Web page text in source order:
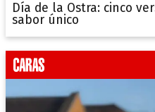
Día de la Ostra: cinco
sabor único